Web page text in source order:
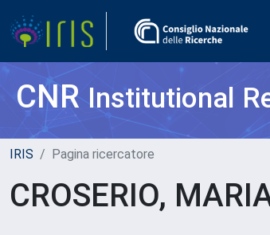
CNRInstitutional
IRIS Pagina ricercatore
CROSERIO,